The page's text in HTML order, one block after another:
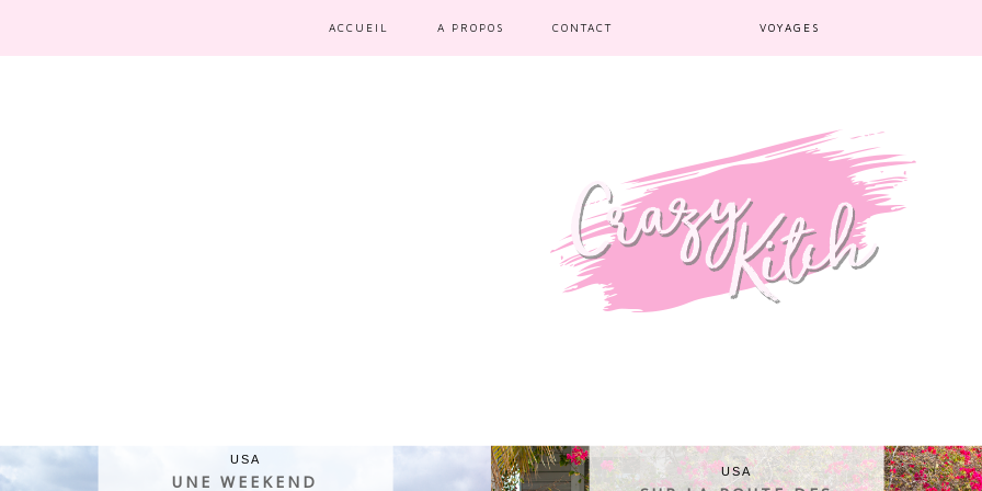
ACCUEIL A PROPOS CONTACT VOYAGES
USA
UNE WEEKEND USA